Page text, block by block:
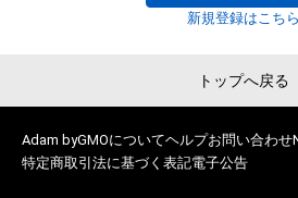
方、著作隣接権の権利者またはその管
2020年 台湾 d/art taipei「pixiv
2018年 赤い羽根共同募金×piapuro 京
その他
（詳しくはポートフォリオサイト
新規登録はこちら
トップへ戻る
Adam byGMOについてヘルプお問い合わせ
特定商取引法に基づく表記電子公告